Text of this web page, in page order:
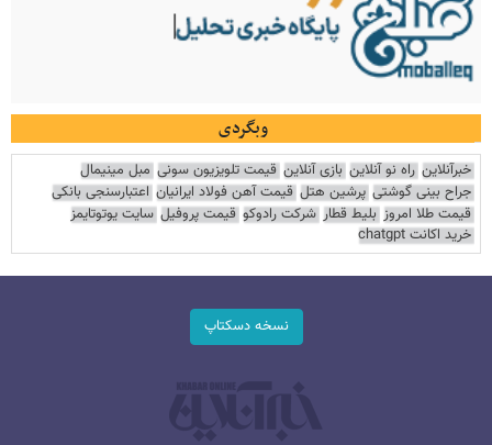
وبگردی
خبرآنلاین راه نو آنلاین بازی آنلاین قیمت تلویزیون سونی مبل مینیمال
جراح بینی گوشتی پرشین هتل قیمت آهن فولاد ایرانیان اعتبارسنجی بانکی
قیمت طلا امروز بلیط قطار شرکت رادوکو قیمت پروفیل سایت یوتوتایمز
خرید اکانت chatgpt
نسخه دسکتاپ